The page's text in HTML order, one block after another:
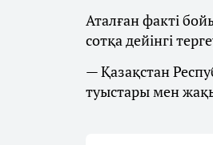
Аталған факті
сотқа дейінгі
— Қазақстан
туыстары мен